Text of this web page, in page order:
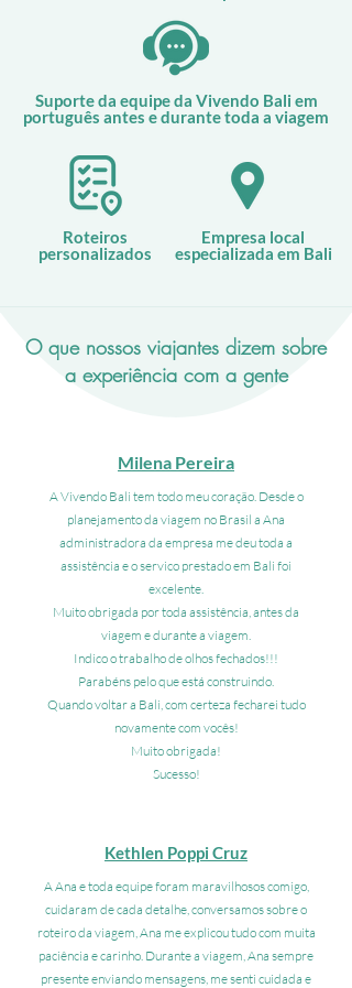
Suporte da equipe da Vivendo Bali em
português antes e durante toda a viagem
Roteiros
personalizados
Empresa local
especializada em Bali
O que nossos viajantes dizem sobre
a experiência com a gente
Milena Pereira
A Vivendo Bali tem todo meu coração. Desde o
planejamento da viagem no Brasil a Ana
administradora da empresa me deu toda a
assistência e o servico prestado em Bali foi
excelente.
Muito obrigada por toda assistência, antes da
viagem e durante a viagem.
Indico o trabalho de olhos fechados!!!
Parabéns pelo que está construindo.
Quando voltar a Bali, com certeza fecharei tudo
novamente com vocês!
Muito obrigada!
Sucesso!
Kethlen Poppi Cruz
A Ana e toda equipe foram maravilhosos comigo,
cuidaram de cada detalhe, conversamos sobre o
roteiro da viagem, Ana me explicou tudo com muita
paciência e carinho. Durante a viagem, Ana sempre
presente enviando mensagens, me senti cuidada e